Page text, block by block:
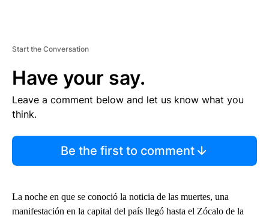
Start the Conversation
Have your say.
Leave a comment below and let us know what you
think.
Be the first to comment
La noche en que se conoció la noticia de las muertes, una
manifestación en la capital del país llegó hasta el Zócalo de la